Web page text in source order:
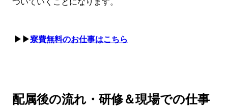
ついていくことになります。
▶▶寮費無料のお仕事はこちら
配属後の流れ・研修＆現場での仕事